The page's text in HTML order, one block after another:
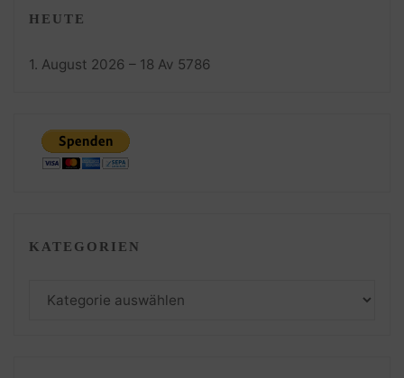
HEUTE
1. August 2026 – 18 Av 5786
KATEGORIEN